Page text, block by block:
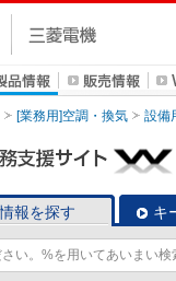
[業務用]空調・換気 設備
報を探す キ